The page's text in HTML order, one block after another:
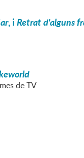
, iRetrat d'alguns
de TV